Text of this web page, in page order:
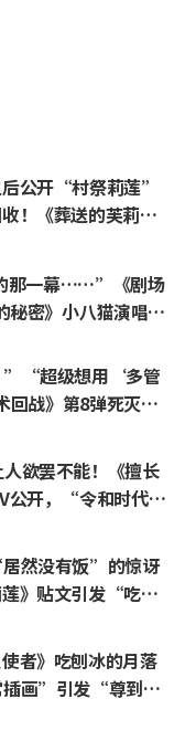
公开“村祭莉莲”
！《葬送的芙莉
（Tsundere-re
那一幕……”《剧场
秘密》小八猫演唱的
”“超级想用‘多管
战》第8弹死灭回
狂喜
欲罢不能！《擅长
公开，“令和时代的
引发热议
然没有饭”的惊讶
》贴文引发“吃白
响
者》吃刨冰的月落
插画”引发“尊到升
”等热烈反响